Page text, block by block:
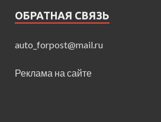
ОБРАТНАЯ СВЯЗЬ
auto_forpost@mail.ru
Реклама на сайте